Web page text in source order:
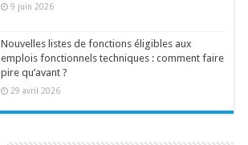
9 juin 2026
Nouvelles listes de fonctions éligibles aux
emplois fonctionnels techniques : comment faire
pire qu’avant ?
29 avril 2026